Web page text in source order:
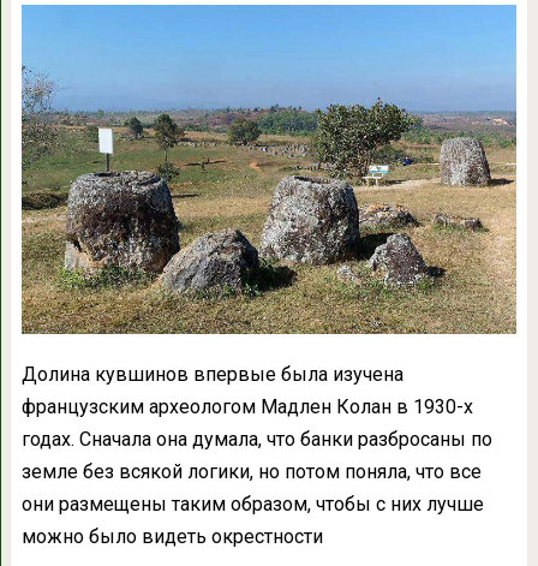
Долина кувшинов впервые была изучена
французским археологом Мадлен Колан в 1930-х
годах. Сначала она думала, что банки разбросаны по
земле без всякой логики, но потом поняла, что все
они размещены таким образом, чтобы с них лучше
можно было видеть окрестности